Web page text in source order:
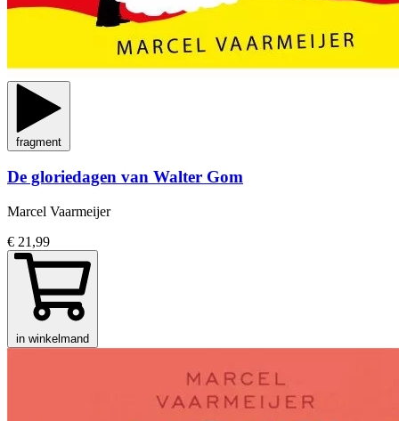
fragment
De gloriedagen van Walter Gom
Marcel Vaarmeijer
€ 21,99
in winkelmand